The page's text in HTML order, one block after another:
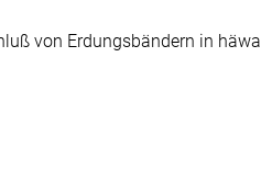
von Erdungsbändern in häwa